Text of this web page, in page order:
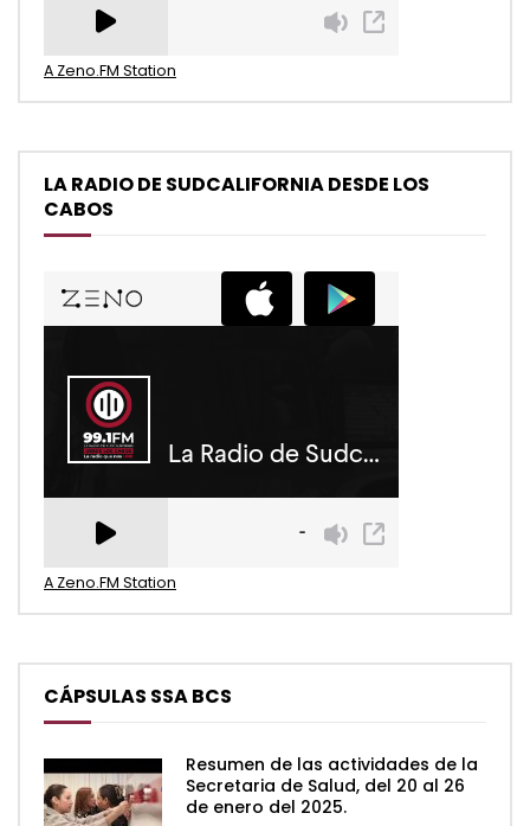
A Zeno.FM Station
LA RADIO DE SUDCALIFORNIA DESDE LOS
CABOS
A Zeno.FM Station
CÁPSULAS SSA BCS
Resumen de las actividades de la
Secretaria de Salud, del 20 al 26
de enero del 2025.